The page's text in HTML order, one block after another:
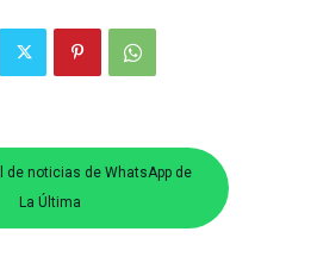
de noticias de WhatsApp de
La Última